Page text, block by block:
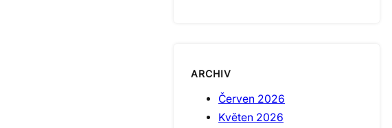
ARCHIV
Červen 2026
Květen 2026